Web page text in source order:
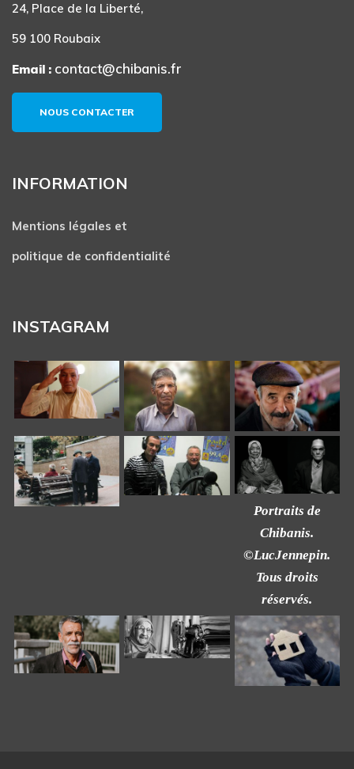
24, Place de la Liberté,
59 100 Roubaix
Email : contact@chibanis.fr
NOUS CONTACTER
INFORMATION
Mentions légales et
politique de confidentialité
INSTAGRAM
Portraits de
Chibanis.
©LucJennepin.
Tous droits
réservés.